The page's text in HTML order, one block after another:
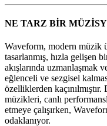
NE TARZ BİR
Waveform, modern müzik
tasarlanmış, hızla gelişen
akışlarında uzmanlaşmak
eğlenceli ve sezgisel
özelliklerden
müzikleri, canlı
etmeye çalışırken,
odaklanıyor.